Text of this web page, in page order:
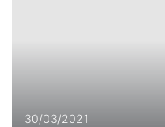
30/03/2021